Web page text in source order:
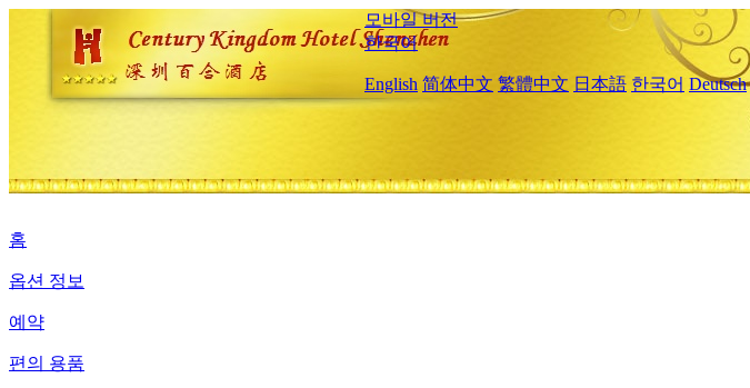
모바일 버전
한국어
English 简体中文 繁體中文 日本語 한국어 Deutsch
홈
옵션 정보
예약
편의 용품